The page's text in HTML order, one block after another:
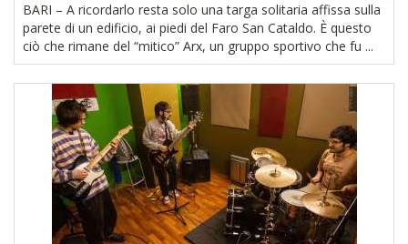
BARI – A ricordarlo resta solo una targa solitaria affissa sulla
parete di un edificio, ai piedi del Faro San Cataldo. È questo
ciò che rimane del “mitico” Arx, un gruppo sportivo che fu ...